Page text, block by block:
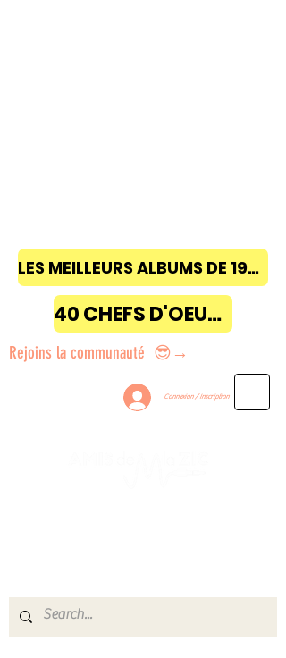
LES MEILLEURS ALBUMS DE 1968 à 2018
40 CHEFS D'OEUVRE
Rejoins la communauté 😎→
Connexion / Inscription